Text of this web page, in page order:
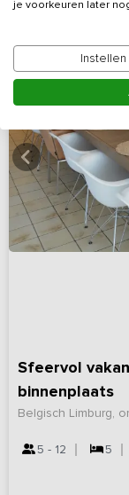
Sfeervol
binnenplaats
Belgisch Limburg,
5 - 12 5
je voorkeuren later
Instellen